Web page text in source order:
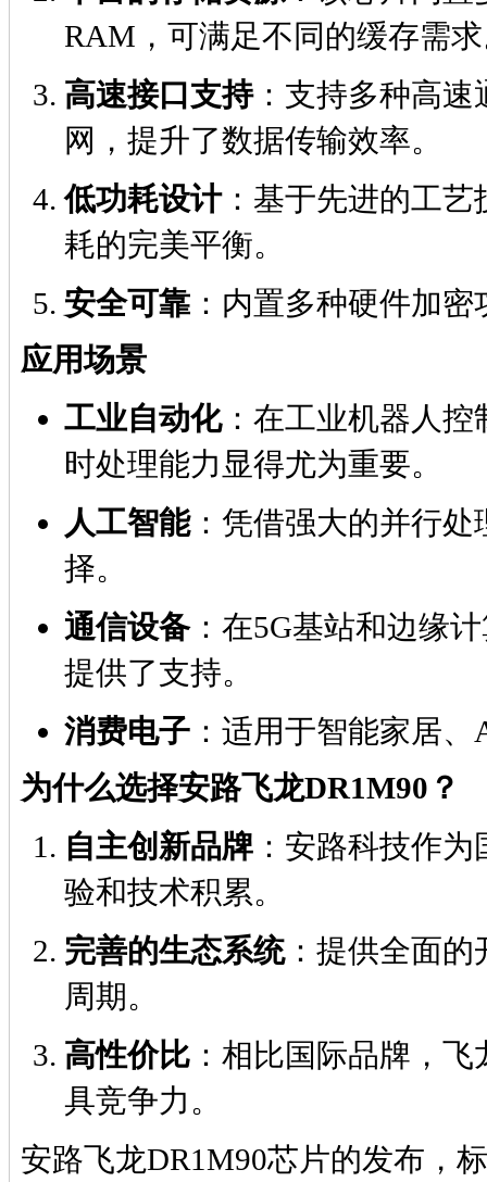
RAM，可满足不同的缓存需
高速接口支持：支持多种高速
网，提升了数据传输效率。
低功耗设计：基于先进的工艺
耗的完美平衡。
安全可靠 ：内置多种硬件加
应用场景
工业自动化：在工业机器人控
时处理能力显得尤为重要。
人工智能：凭借强大的并行
择。
通信设备：在5G基站和边缘
提供了支持。
消费电子 ：适用于智能家居
为什么选择安路飞龙DR1M90？
自主创新品牌 ：安路科技作
验和技术积累。
完善的生态系统：提供全面的
周期。
高性价比 ：相比国际品牌，
具竞争力。
安路飞龙DR1M90芯片的发布，